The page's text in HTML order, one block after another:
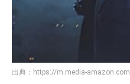
出典： https://m.media-amazon.com